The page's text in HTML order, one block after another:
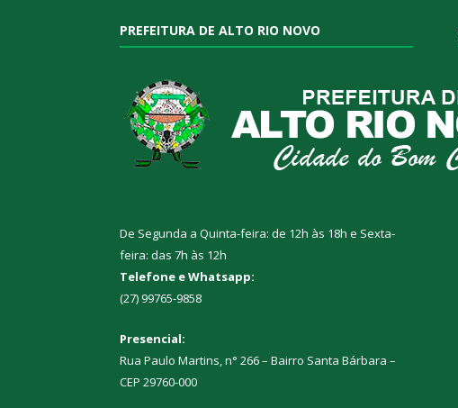
PREFEITURA DE ALTO RIO NOVO
De Segunda a Quinta-feira: de 12h às 18h e Sexta-
feira: das 7h às 12h
Telefone e Whatsapp:
(27) 99765-9858
Presencial:
Rua Paulo Martins, n° 266 – Bairro Santa Bárbara –
CEP 29760-000